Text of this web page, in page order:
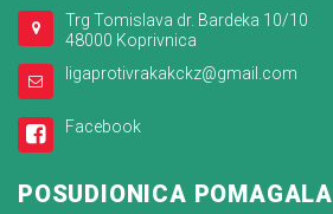
Trg Tomislava dr. Bardeka 10/10
48000 Koprivnica
ligaprotivrakakckz@gmail.com
Facebook
POSUDIONICA POMAGALA